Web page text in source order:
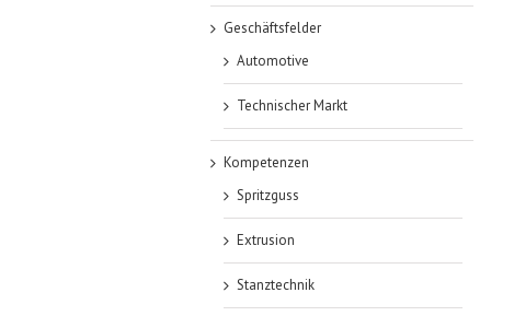
Geschäftsfelder
Automotive
Technischer Markt
Kompetenzen
Spritzguss
Extrusion
Stanztechnik